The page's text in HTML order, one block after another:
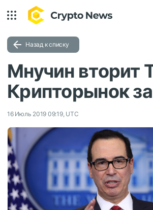
Назад к списку
Мнучин вторит
Крипторынок
16 Июль 2019 09:19, UTC